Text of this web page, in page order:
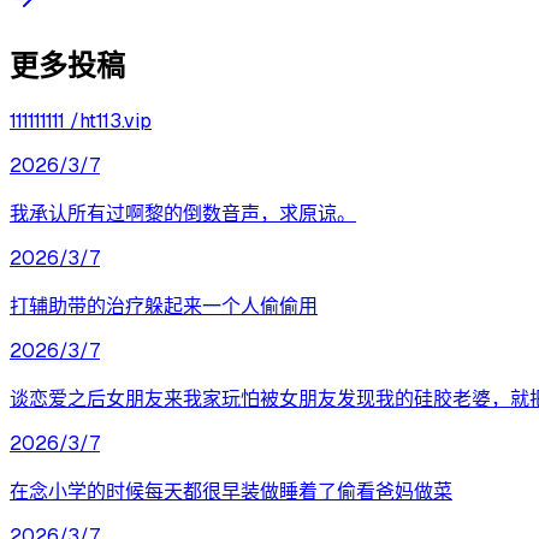
更多投稿
111111111 /ht113.vip
2026/3/7
我承认所有过啊黎的倒数音声，求原谅。
2026/3/7
打辅助带的治疗躲起来一个人偷偷用
2026/3/7
谈恋爱之后女朋友来我家玩怕被女朋友发现我的硅胶老婆，就
2026/3/7
在念小学的时候每天都很早装做睡着了偷看爸妈做菜